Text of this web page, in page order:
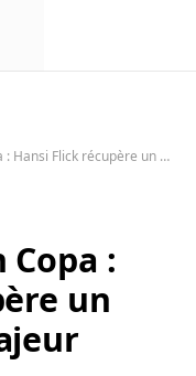
récupère un atout offensif majeur
:
un